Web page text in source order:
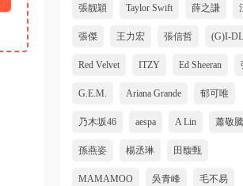
張靓穎 Taylor Swift 薛之謙
張傑 王力宏 張信哲 (G)I-
Red Velvet ITZY Ed Sheeran
G.E.M. Ariana Grande 郁可唯
乃木坂46 aespa A Lin 蕭敬騰
孫燕姿 楊丞琳 田馥甄
MAMAMOO 吳青峰 毛不易